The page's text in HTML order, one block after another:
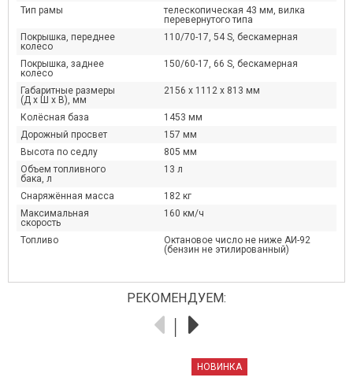
Тип рамы
телескопическая 43 мм, вилка
перевернутого типа
Покрышка, переднее
колесо
110/70-17, 54 S, бескамерная
Покрышка, заднее
колесо
150/60-17, 66 S, бескамерная
Габаритные размеры
(Д х Ш х В), мм
2156 х 1112 x 813 мм
Колёсная база
1453 мм
Дорожный просвет
157 мм
Высота по седлу
805 мм
Объем топливного
бака, л
13 л
Снаряжённая масса
182 кг
Максимальная
скорость
160 км/ч
Топливо
Октановое число не ниже АИ-92
(бензин не этилированный)
РЕКОМЕНДУЕМ:
НОВИНКА